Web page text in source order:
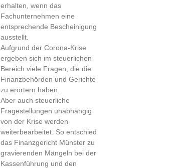
erhalten, wenn das
Fachunternehmen eine
entsprechende Bescheinigung
ausstellt.
Aufgrund der Corona-Krise
ergeben sich im steuerlichen
Bereich viele Fragen, die die
Finanzbehörden und Gerichte
zu erörtern haben.
Aber auch steuerliche
Fragestellungen unabhängig
von der Krise werden
weiterbearbeitet. So entschied
das Finanzgericht Münster zu
gravierenden Mängeln bei der
Kassenführung und den